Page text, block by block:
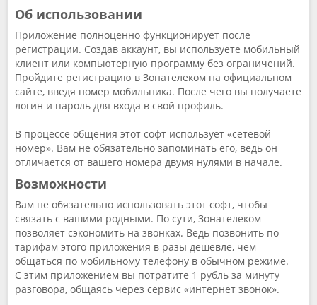
Об использовании
Приложение полноценно функционирует после
регистрации. Создав аккаунт, вы используете мобильный
клиент или компьютерную программу без ограничений.
Пройдите регистрацию в Зонателеком на официальном
сайте, введя номер мобильника. После чего вы получаете
логин и пароль для входа в свой профиль.
В процессе общения этот софт использует «сетевой
номер». Вам не обязательно запоминать его, ведь он
отличается от вашего номера двумя нулями в начале.
Возможности
Вам не обязательно использовать этот софт, чтобы
связать с вашими родными. По сути, Зонателеком
позволяет сэкономить на звонках. Ведь позвонить по
тарифам этого приложения в разы дешевле, чем
общаться по мобильному телефону в обычном режиме.
С этим приложением вы потратите 1 рубль за минуту
разговора, общаясь через сервис «интернет звонок».